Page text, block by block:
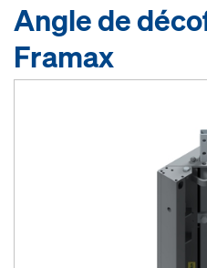
Angle de
Framax